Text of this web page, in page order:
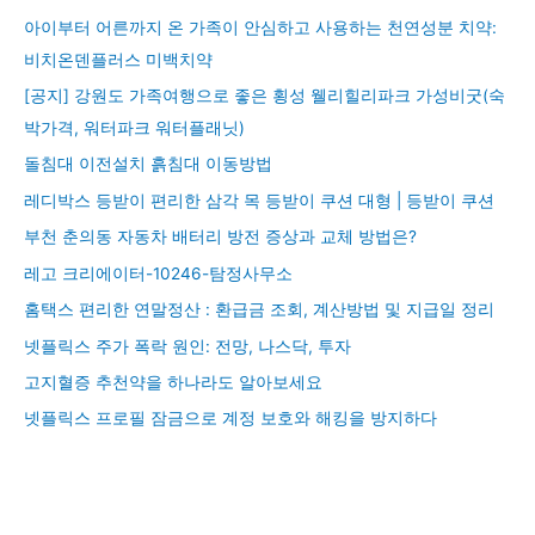
아이부터 어른까지 온 가족이 안심하고 사용하는 천연성분 치약:
비치온덴플러스 미백치약
[공지] 강원도 가족여행으로 좋은 횡성 웰리힐리파크 가성비굿(숙
박가격, 워터파크 워터플래닛)
돌침대 이전설치 흙침대 이동방법
레디박스 등받이 편리한 삼각 목 등받이 쿠션 대형 | 등받이 쿠션
부천 춘의동 자동차 배터리 방전 증상과 교체 방법은?
레고 크리에이터-10246-탐정사무소
홈택스 편리한 연말정산 : 환급금 조회, 계산방법 및 지급일 정리
넷플릭스 주가 폭락 원인: 전망, 나스닥, 투자
고지혈증 추천약을 하나라도 알아보세요
넷플릭스 프로필 잠금으로 계정 보호와 해킹을 방지하다